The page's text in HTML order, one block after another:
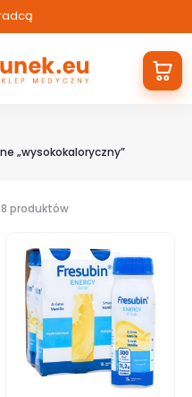
„wysokokaloryczny”
8 produktów